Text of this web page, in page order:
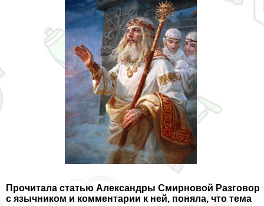
Прочитала статью Александры Смирновой Разговор
с язычником и комментарии к ней, поняла, что тема